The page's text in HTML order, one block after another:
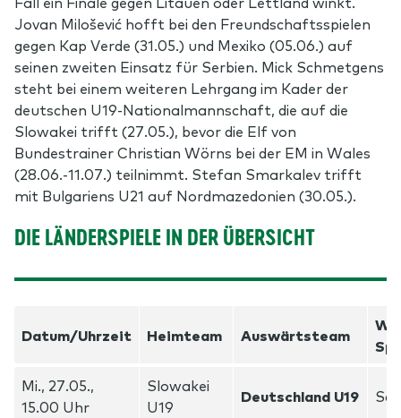
Jovan Milošević hofft bei den Freundschaftsspielen
gegen Kap Verde (31.05.) und Mexiko (05.06.) auf
seinen zweiten Einsatz für Serbien. Mick Schmetgens
steht bei einem weiteren Lehrgang im Kader der
deutschen U19-Nationalmannschaft, die auf die
Slowakei trifft (27.05.), bevor die Elf von
Bundestrainer Christian Wörns bei der EM in Wales
(28.06.-11.07.) teilnimmt. Stefan Smarkalev trifft
mit Bulgariens U21 auf Nordmazedonien (30.05.).
DIE LÄNDERSPIELE IN DER ÜBERSICHT
Datum/Uhrzeit Heimteam Auswärtsteam
Mi., 27.05.,
15.00 Uhr
Slowakei
U19
Deutschland U19